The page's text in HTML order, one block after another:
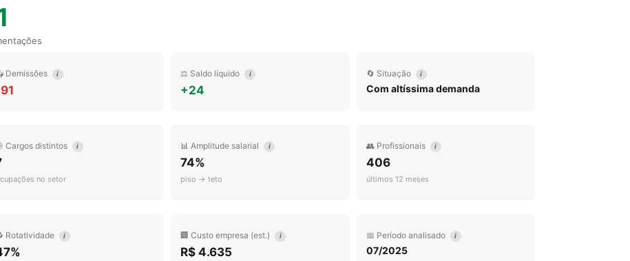
Demissões i ⚖️ Saldo líquido i
+24
🔄 Situação i
Com altíssima demanda
Cargos distintos i
no setor
📊 Amplitude salarial i
74%
piso → teto
👥 Profissionais i
406
últimos 12 meses
Rotatividade i 🏢 Custo empresa (est.) i
R$ 4.635
📅 Período analisado i
07/2025